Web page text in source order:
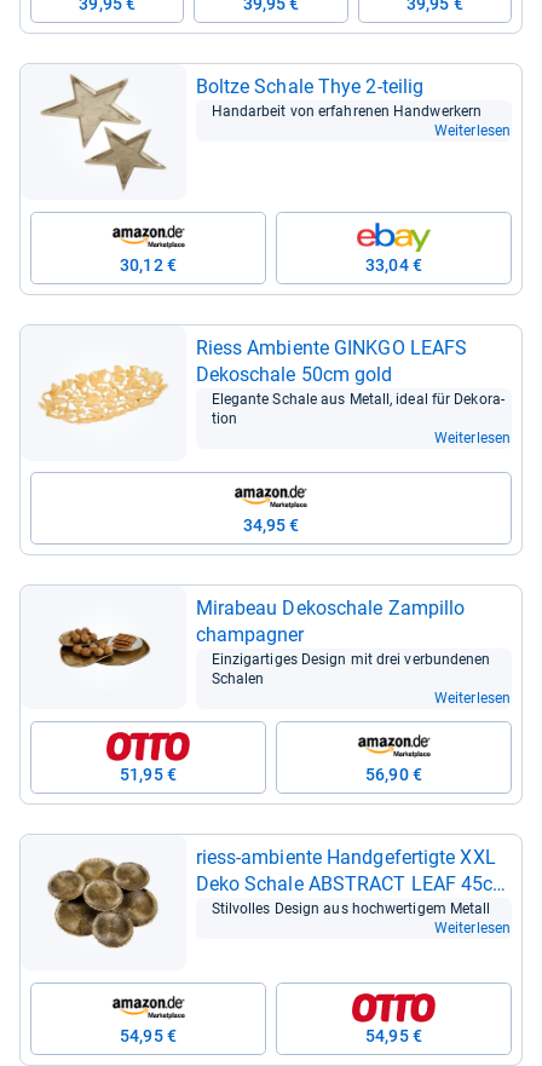
39,95 € 39,95 € 39,95 €
Boltze Schale Thye 2-​tei­lig
Hand­ar­beit von erfah­re­nen Hand­wer­kern
Weiterlesen
30,12 € 33,04 €
Riess Ambiente GINKGO LEAFS
Deko­schale 50cm gold
Ele­gante Schale aus Metall, ideal für Deko­ra­
tion
Weiterlesen
34,95 €
Mira­beau Deko­schale Zam­pillo
cham­pa­gner
Ein­zig­ar­ti­ges Design mit drei ver­bun­de­nen
Scha­len
Weiterlesen
51,95 € 56,90 €
riess-​ambiente Hand­ge­fer­tigte XXL
Deko Schale ABSTRACT LEAF 45cm
in Gold
Stil­vol­les Design aus hoch­wer­ti­gem Metall
Weiterlesen
54,95 € 54,95 €